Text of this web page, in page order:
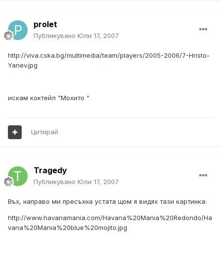
prolet
Публикувано Юли 17, 2007
http://viva.cska.bg/multimedia/team/players/2005-2006/7-Hristo-
Yanev.jpg
искам коктейл "Мохито "
Цитирай
Tragedy
Публикувано Юли 17, 2007
Въх, направо ми пресъхна устата щом я видях тази картинка:
http://www.havanamania.com/Havana%20Mania%20Redondo/Ha
vana%20Mania%20blue%20mojito.jpg